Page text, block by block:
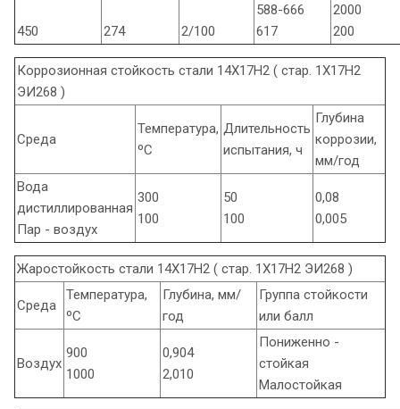
450 274 2/100
588-666
617
2000
200
Коррозионная стойкость стали 14Х17Н2 ( стар. 1Х17Н2
ЭИ268 )
Среда
Температура,
ºС
Длительность
испытания, ч
Глубина
коррозии,
мм/год
Вода
дистиллированная
Пар - воздух
300
100
50
100
0,08
0,005
Жаростойкость стали 14Х17Н2 ( стар. 1Х17Н2 ЭИ268 )
Среда
Температура,
ºС
Глубина, мм/
год
Группа стойкости
или балл
Воздух
900
1000
0,904
2,010
Пониженно -
стойкая
Малостойкая